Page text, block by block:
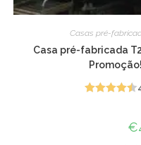
Casas pré-
Casa pré-fabricada T2
€